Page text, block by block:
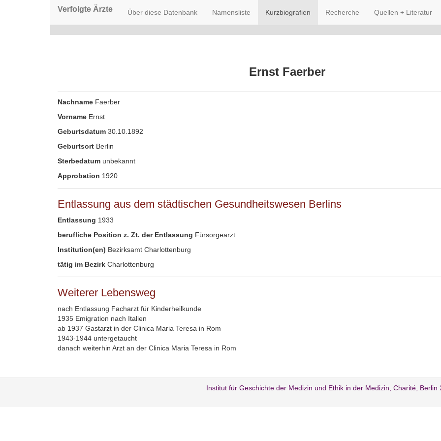
Verfolgte Ärzte Über diese Datenbank Namensliste Kurzbiografien Recherche Quellen + Literatur
Ernst Faerber
Nachname Faerber
Vorname Ernst
Geburtsdatum 30.10.1892
Geburtsort Berlin
Sterbedatum unbekannt
Approbation 1920
Entlassung aus dem städtischen Gesundheitswesen Berlins
Entlassung 1933
berufliche Position z. Zt. der Entlassung Fürsorgearzt
Institution(en) Bezirksamt Charlottenburg
tätig im Bezirk Charlottenburg
Weiterer Lebensweg
nach Entlassung Facharzt für Kinderheilkunde
1935 Emigration nach Italien
ab 1937 Gastarzt in der Clinica Maria Teresa in Rom
1943-1944 untergetaucht
danach weiterhin Arzt an der Clinica Maria Teresa in Rom
Institut für Geschichte der Medizin und Ethik in der Medizin, Charité, Berlin